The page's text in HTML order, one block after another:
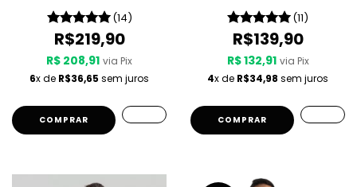
(14)
R$219,90
R$ 208,91 via Pix
6x de R$36,65 sem juros
COMPRAR
(11)
R$139,90
R$ 132,91 via Pix
4x de R$34,98 sem juros
COMPRAR